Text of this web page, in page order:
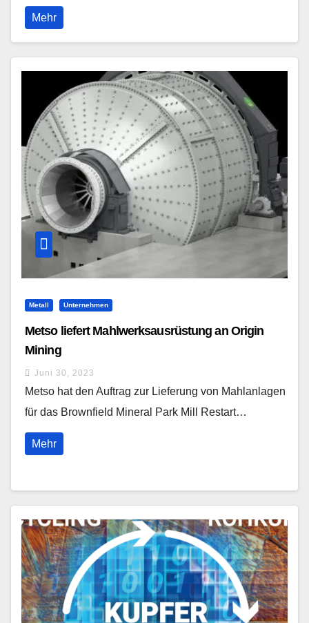
Mehr
Metall Unternehmen
Metso liefert Mahlwerksausrüstung an Origin
Mining
Juni 30, 2023
Metso hat den Auftrag zur Lieferung von Mahlanlagen
für das Brownfield Mineral Park Mill Restart…
Mehr